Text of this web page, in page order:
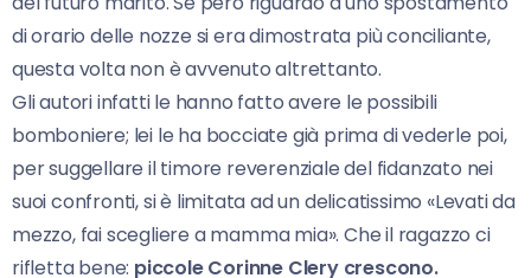
di orario delle nozze si era dimostrata più conciliante,
questa volta non è avvenuto altrettanto.
Gli autori infatti le hanno fatto avere le possibili
bomboniere; lei le ha bocciate già prima di vederle poi,
per suggellare il timore reverenziale del fidanzato nei
suoi confronti, si è limitata ad un delicatissimo «Levati da
mezzo, fai scegliere a mamma mia». Che il ragazzo ci
rifletta bene: piccole Corinne Clery crescono.